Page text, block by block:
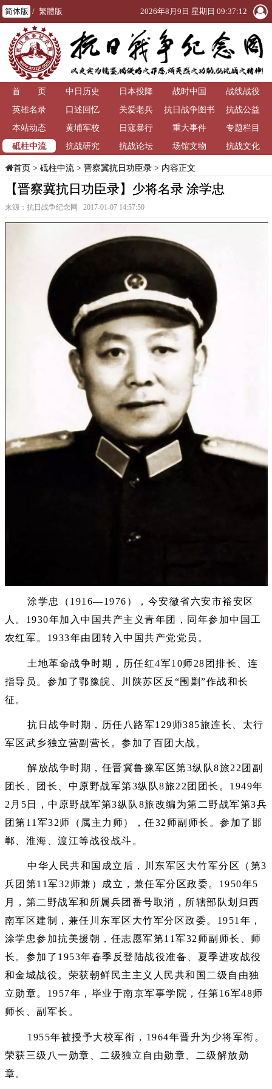
简体版 / 繁體版 2026年8月9日 星期日 09:37:12
首 页 中日历史 日本投降 战时中国
战线战役
英雄名录
口述回忆 关爱老兵
抗日战争图书
馆
抗战公益
本站动态
黄埔军校 日寇暴行 重大事件
专题栏目
砥柱中流
抗战研究 抗战论坛 场馆文物 抗战文化
首页> 砥柱中流> 晋察冀抗日功臣录> 内容正文
【晋察冀抗日功臣录】少将名录 涂学忠
来源：抗日战争纪念网 2017-01-07 14:57:50
涂学忠（1916—1976），今安徽省六安市裕安区
人。1930年加入中国共产主义青年团，同年参加中国工
农红军。1933年由团转入中国共产党党员。
土地革命战争时期，历任红4军10师28团排长、连
指导员。参加了鄂豫皖、川陕苏区反“围剿”作战和长
征。
抗日战争时期，历任八路军129师385旅连长、太行
军区武乡独立营副营长。参加了百团大战。
解放战争时期，任晋冀鲁豫军区第3纵队8旅22团副
团长、团长、中原野战军第3纵队8旅22团团长。1949年
2月5日，中原野战军第3纵队8旅改编为第二野战军第3兵
团第11军32师（属主力师），任32师副师长。参加了邯
郸、淮海、渡江等战役战斗。
中华人民共和国成立后，川东军区大竹军分区（第3
兵团第11军32师兼）成立，兼任军分区政委。1950年5
月，第二野战军和所属兵团番号取消，所辖部队划归西
南军区建制，兼任川东军区大竹军分区政委。1951年，
涂学忠参加抗美援朝，任志愿军第11军32师副师长、师
长。参加了1953年春季反登陆战役准备、夏季进攻战役
和金城战役。荣获朝鲜民主主义人民共和国二级自由独
立勋章。1957年，毕业于南京军事学院，任第16军48师
师长、副军长。
1955年被授予大校军衔，1964年晋升为少将军衔。
荣获三级八一勋章、二级独立自由勋章、二级解放勋
章。